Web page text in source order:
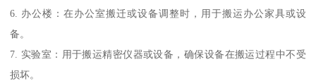
6. 办公楼：在办公室搬迁或设备调整时，用于搬运办公家具或设
备。
7. 实验室：用于搬运精密仪器或设备，确保设备在搬运过程中不受
损坏。